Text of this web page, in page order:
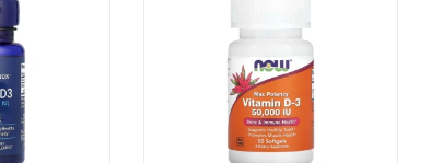
натрия, натуральные красители. Без ГМО, без